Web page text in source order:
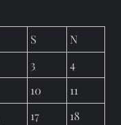
S
N
3
4
10
11
17
18